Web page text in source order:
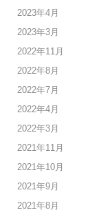
2023年4月
2023年3月
2022年11月
2022年8月
2022年7月
2022年4月
2022年3月
2021年11月
2021年10月
2021年9月
2021年8月